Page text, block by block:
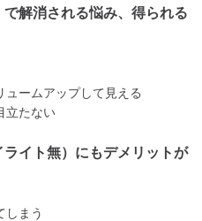
解消される悩み、得られる
ュームアップして見える
立たない
イト無）にもデメリットが
しまう